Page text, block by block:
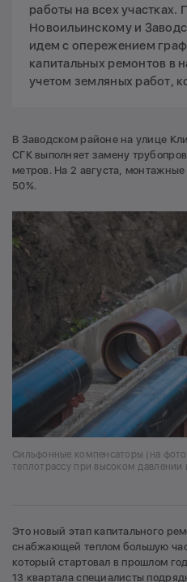
работы на всех участках.
Новоильинскому и
идем с опережением
капитальных ремонтов в
учетом земляных работ,
В Заводском районе на улице
СГК выполняет замену
метров. На 2 августа,
50%.
Сильфонные компенсаторы (на
теплотрассу при высоком давлении
Это новый этап капитального
снабжающей теплом большую
который стартовал в прошлом
13 квартала специалисты